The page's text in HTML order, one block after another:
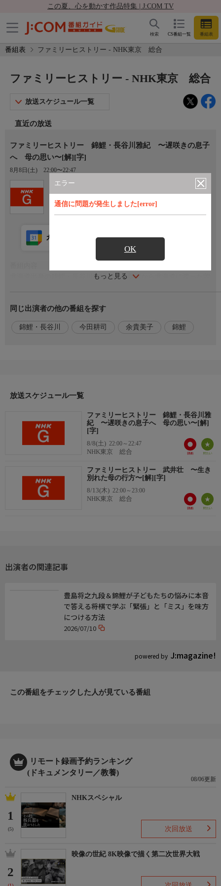
この夏、心を動かす作品特集 | J:COM TV
CS番組一覧 番組表
検索
番組表 ファミリーヒストリー - NHK東京 総合
エラー
通信に問題が発生しました[error]
OK
ファミリーヒストリー - NHK東京 総合
放送スケジュール一覧
直近の放送
ファミリーヒストリー 錦鯉・長谷川雅紀 〜遅咲きの息子
へ 母の思い〜[解][字]
8月8日(土) 22:00〜22:47
Ch.1
NHK東京 総合
もっと見る
カレンダー登録 アプリ視聴
北海道出身の錦鯉・長谷川雅紀さん。新潟から北海道に渡った曽
た。しかし父の事業が失敗し一家は苦しい生活に追い込まれる。
これをきっかけに父は気力を失い、家を出て行くことに。雅紀さ
んは芸人を目指すも40歳になっても芽が出なかった。そんな息子
同じ出演者の他の番組を探す
錦鯉・長谷川 今田耕司 余貴美子 錦鯉
放送スケジュール一覧
ファミリーヒストリー 錦鯉・長谷川雅
紀 〜遅咲きの息子へ 母の思い〜[解]
[字]
8/8(土) 22:00～22:47
NHK東京 総合
ファミリーヒストリー 武井壮 〜生き
別れた母の行方〜[解][字]
8/13(木) 22:00～23:00
NHK東京 総合
出演者の関連記事
powered by J:magazine!
豊島将之九段＆錦鯉が子どもたちの悩みに本音
で答える――将棋で学ぶ「緊張」と「ミス」を味方
につける方法
2026/07/10
この番組をチェックした人が見ている番組
リモート録画予約ランキング
(ドキュメンタリー／教養)
08/06更新
1
(5)
NHKスペシャル
次回放送
2
映像の世紀 8K映像で描く第二次世界大戦